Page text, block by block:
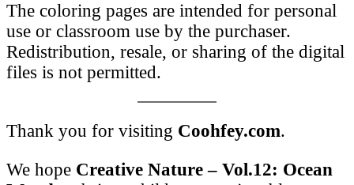
The coloring pages are intended for personal
use or classroom use by the purchaser.
Redistribution, resale, or sharing of the digital
files is not permitted.
Thank you for visiting Coohfey.com.
We hope Creative Nature – Vol.12: Ocean